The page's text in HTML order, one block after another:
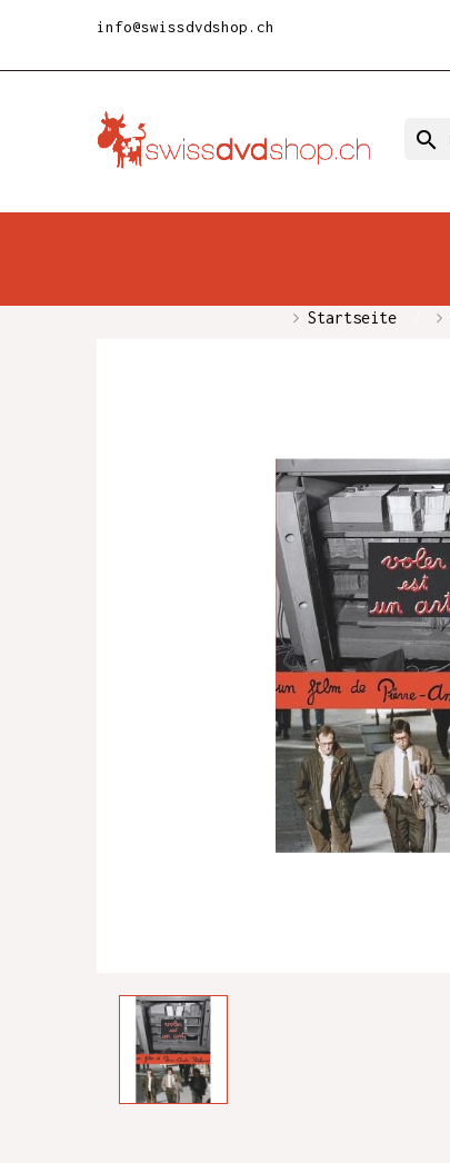
info@swissdvdshop.ch
search
Startseite